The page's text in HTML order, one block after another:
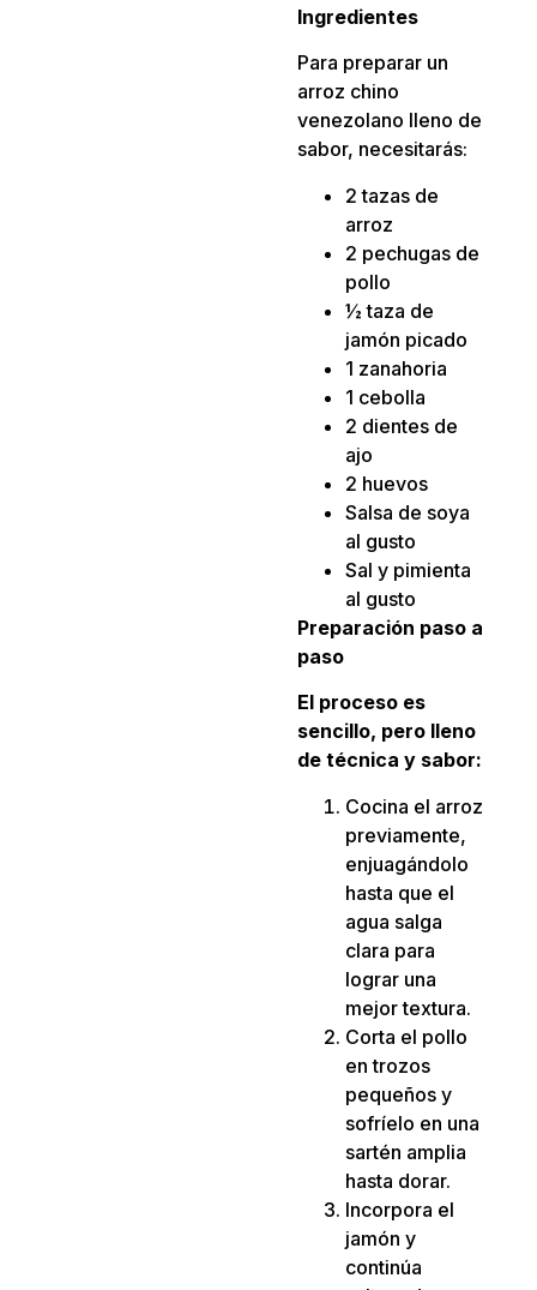
Ingredientes
Para preparar un
arroz chino
venezolano lleno de
sabor, necesitarás:
2 tazas de
arroz
2 pechugas de
pollo
½ taza de
jamón picado
1 zanahoria
1 cebolla
2 dientes de
ajo
2 huevos
Salsa de soya
al gusto
Sal y pimienta
al gusto
Preparación paso a
paso
El proceso es
sencillo, pero lleno
de técnica y sabor:
Cocina el arroz
previamente,
enjuagándolo
hasta que el
agua salga
clara para
lograr una
mejor textura.
Corta el pollo
en trozos
pequeños y
sofríelo en una
sartén amplia
hasta dorar.
Incorpora el
jamón y
continúa